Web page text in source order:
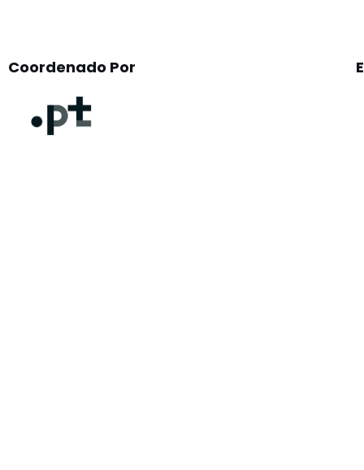
Coordenado Por